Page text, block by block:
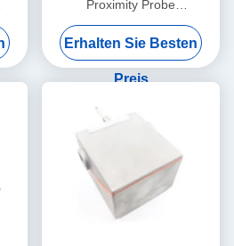
Proximity Probe
Verbindungskabel mit
Rüstung -15 - C
Erhalten Sie Besten
Preis